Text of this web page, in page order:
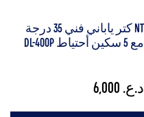
NT كتر ياباني فني 35 درجة
مع 5 سكين أحتياط DL-400P
د.ع.